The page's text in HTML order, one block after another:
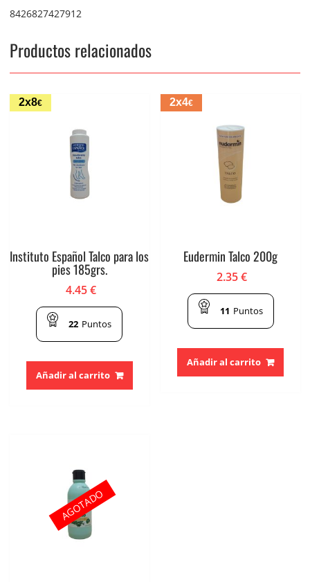
8426827427912
Productos relacionados
2x8€
Instituto Español Talco para los
pies 185grs.
4.45€
22 Puntos
Añadir al carrito
2x4€
Eudermin Talco 200g
2.35€
11 Puntos
Añadir al carrito
AGOTADO